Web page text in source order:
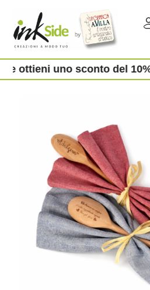
e ottieni uno sconto del 10%